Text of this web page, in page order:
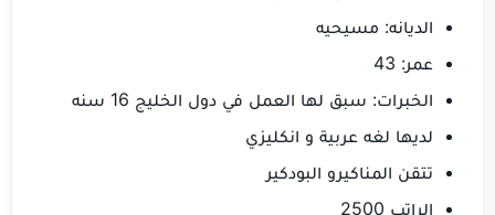
الديانه: مسيحيه
عمر: 43
الخبرات: سبق لها العمل في دول الخليج 16 سنه
لديها لغه عربية و انكليزي
تتقن المناكيرو البودكير
الراتب 2500